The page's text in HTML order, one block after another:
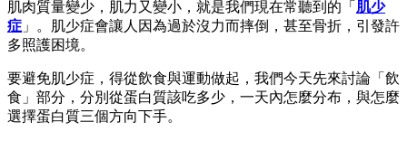
肌肉質量變少，肌力又變小，就是我們現在常聽到的「 肌少
症 」。肌少症會讓人因為過於沒力而摔倒，甚至骨折，引發許
多照護困境。
要避免肌少症，得從飲食與運動做起，我們今天先來討論「飲
食」部分，分別從蛋白質該吃多少，一天內怎麼分布，與怎麼
選擇蛋白質三個方向下手。